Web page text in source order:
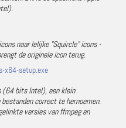
naar lelijke "Squircle" icons -
de originele icon terug.
x64-setup.exe
(64 bits Intel), een klein
correct te hernoemen.
versies van ffmpeg en